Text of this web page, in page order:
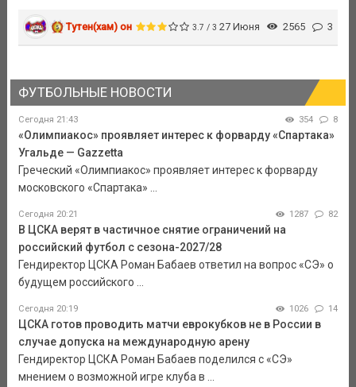
Тутен(хам) он 3.7 / 3 27 Июня 2565 3
ФУТБОЛЬНЫЕ НОВОСТИ
Сегодня 21:43 354 8
«Олимпиакос» проявляет интерес к форварду «Спартака»
Угальде — Gazzetta
Греческий «Олимпиакос» проявляет интерес к форварду
московского «Спартака» ...
Сегодня 20:21 1287 82
В ЦСКА верят в частичное снятие ограничений на
российский футбол с сезона-2027/28
Гендиректор ЦСКА Роман Бабаев ответил на вопрос «СЭ» о
будущем российского ...
Сегодня 20:19 1026 14
ЦСКА готов проводить матчи еврокубков не в России в
случае допуска на международную арену
Гендиректор ЦСКА Роман Бабаев поделился с «СЭ»
мнением о возможной игре клуба в ...